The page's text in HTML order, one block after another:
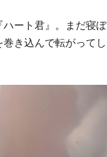
ート君』。まだ寝ぼ
き込んで転がってし